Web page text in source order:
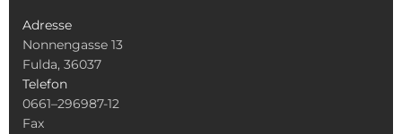
Adresse
Nonnengasse 13
Fulda, 36037
Telefon
0661–296987-12
Fax